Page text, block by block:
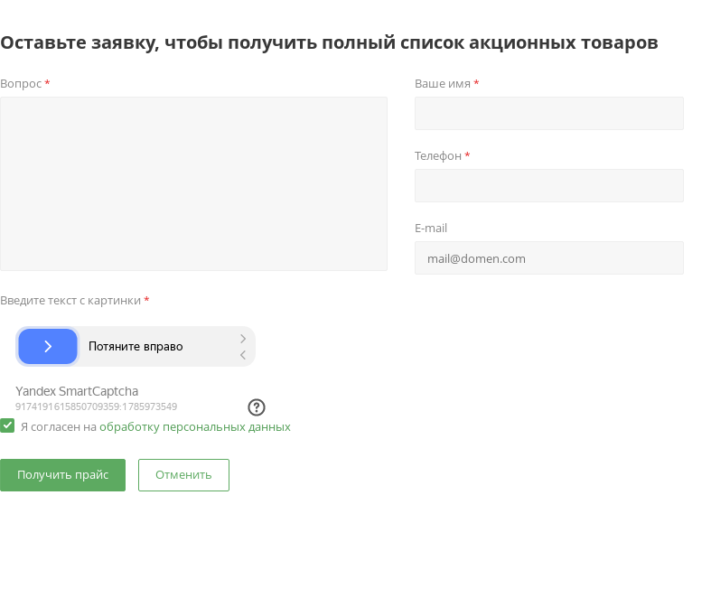
Оставьте заявку, чтобы получить полный список акционных товаров
Вопрос* Ваше имя *
Телефон *
E-mail
Введите текст с картинки *
Я согласен на обработку персональных данных
Отменить